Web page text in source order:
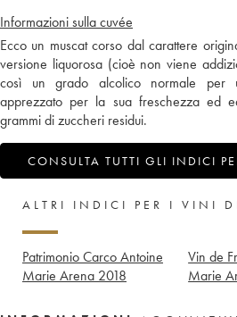
Informazioni sulla cuvée
Ecco un muscat corso dal carattere
versione liquorosa (cioè non viene
così un grado alcolico normale per
apprezzato per la sua freschezza ed
grammi di zuccheri residui.
CONSULTA TUTTI GLI INDICI
ALTRI INDICI PER I VINI
Patrimonio Carco Antoine
Marie Arena 2018
Vin de
Marie